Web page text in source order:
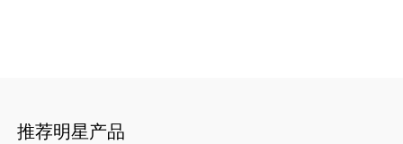
推荐明星产品